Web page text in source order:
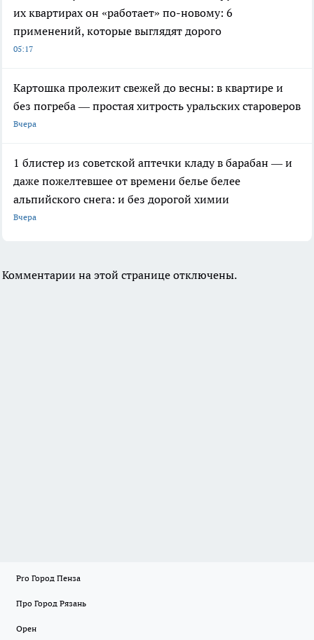
их квартирах он «работает» по-новому: 6
применений, которые выглядят дорого
05:17
Картошка пролежит свежей до весны: в квартире и
без погреба — простая хитрость уральских староверов
Вчера
1 блистер из советской аптечки кладу в барабан — и
даже пожелтевшее от времени белье белее
альпийского снега: и без дорогой химии
Вчера
Комментарии на этой странице отключены.
Pro Город Пенза
Про Город Рязань
Орен